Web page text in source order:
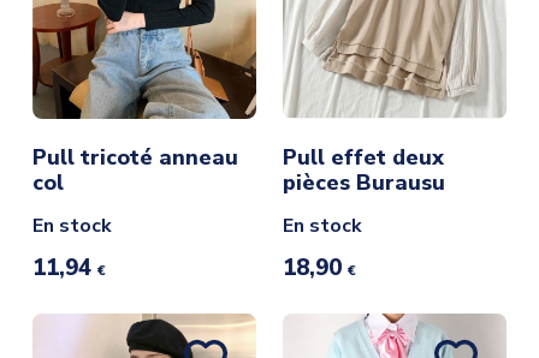
Pull tricoté anneau
col
En stock
11,94 €
Pull effet deux
pièces Burausu
En stock
18,90 €